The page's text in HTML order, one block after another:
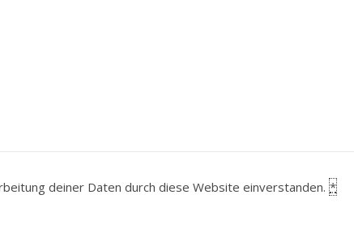
deiner Daten durch diese Website einverstanden. *